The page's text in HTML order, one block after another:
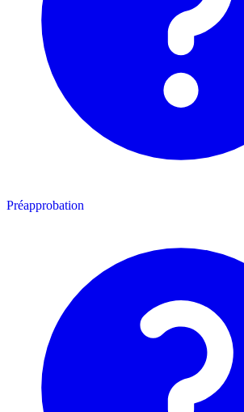
Préapprobation